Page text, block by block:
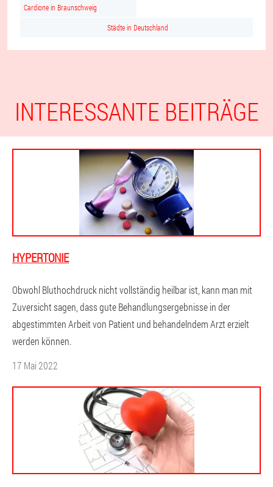
Cardione in Braunschweig
Städte in Deutschland
INTERESSANTE BEITRÄGE
HYPERTONIE
Obwohl Bluthochdruck nicht vollständig heilbar ist, kann man mit
Zuversicht sagen, dass gute Behandlungsergebnisse in der
abgestimmten Arbeit von Patient und behandelndem Arzt erzielt
werden können.
17 Mai 2022